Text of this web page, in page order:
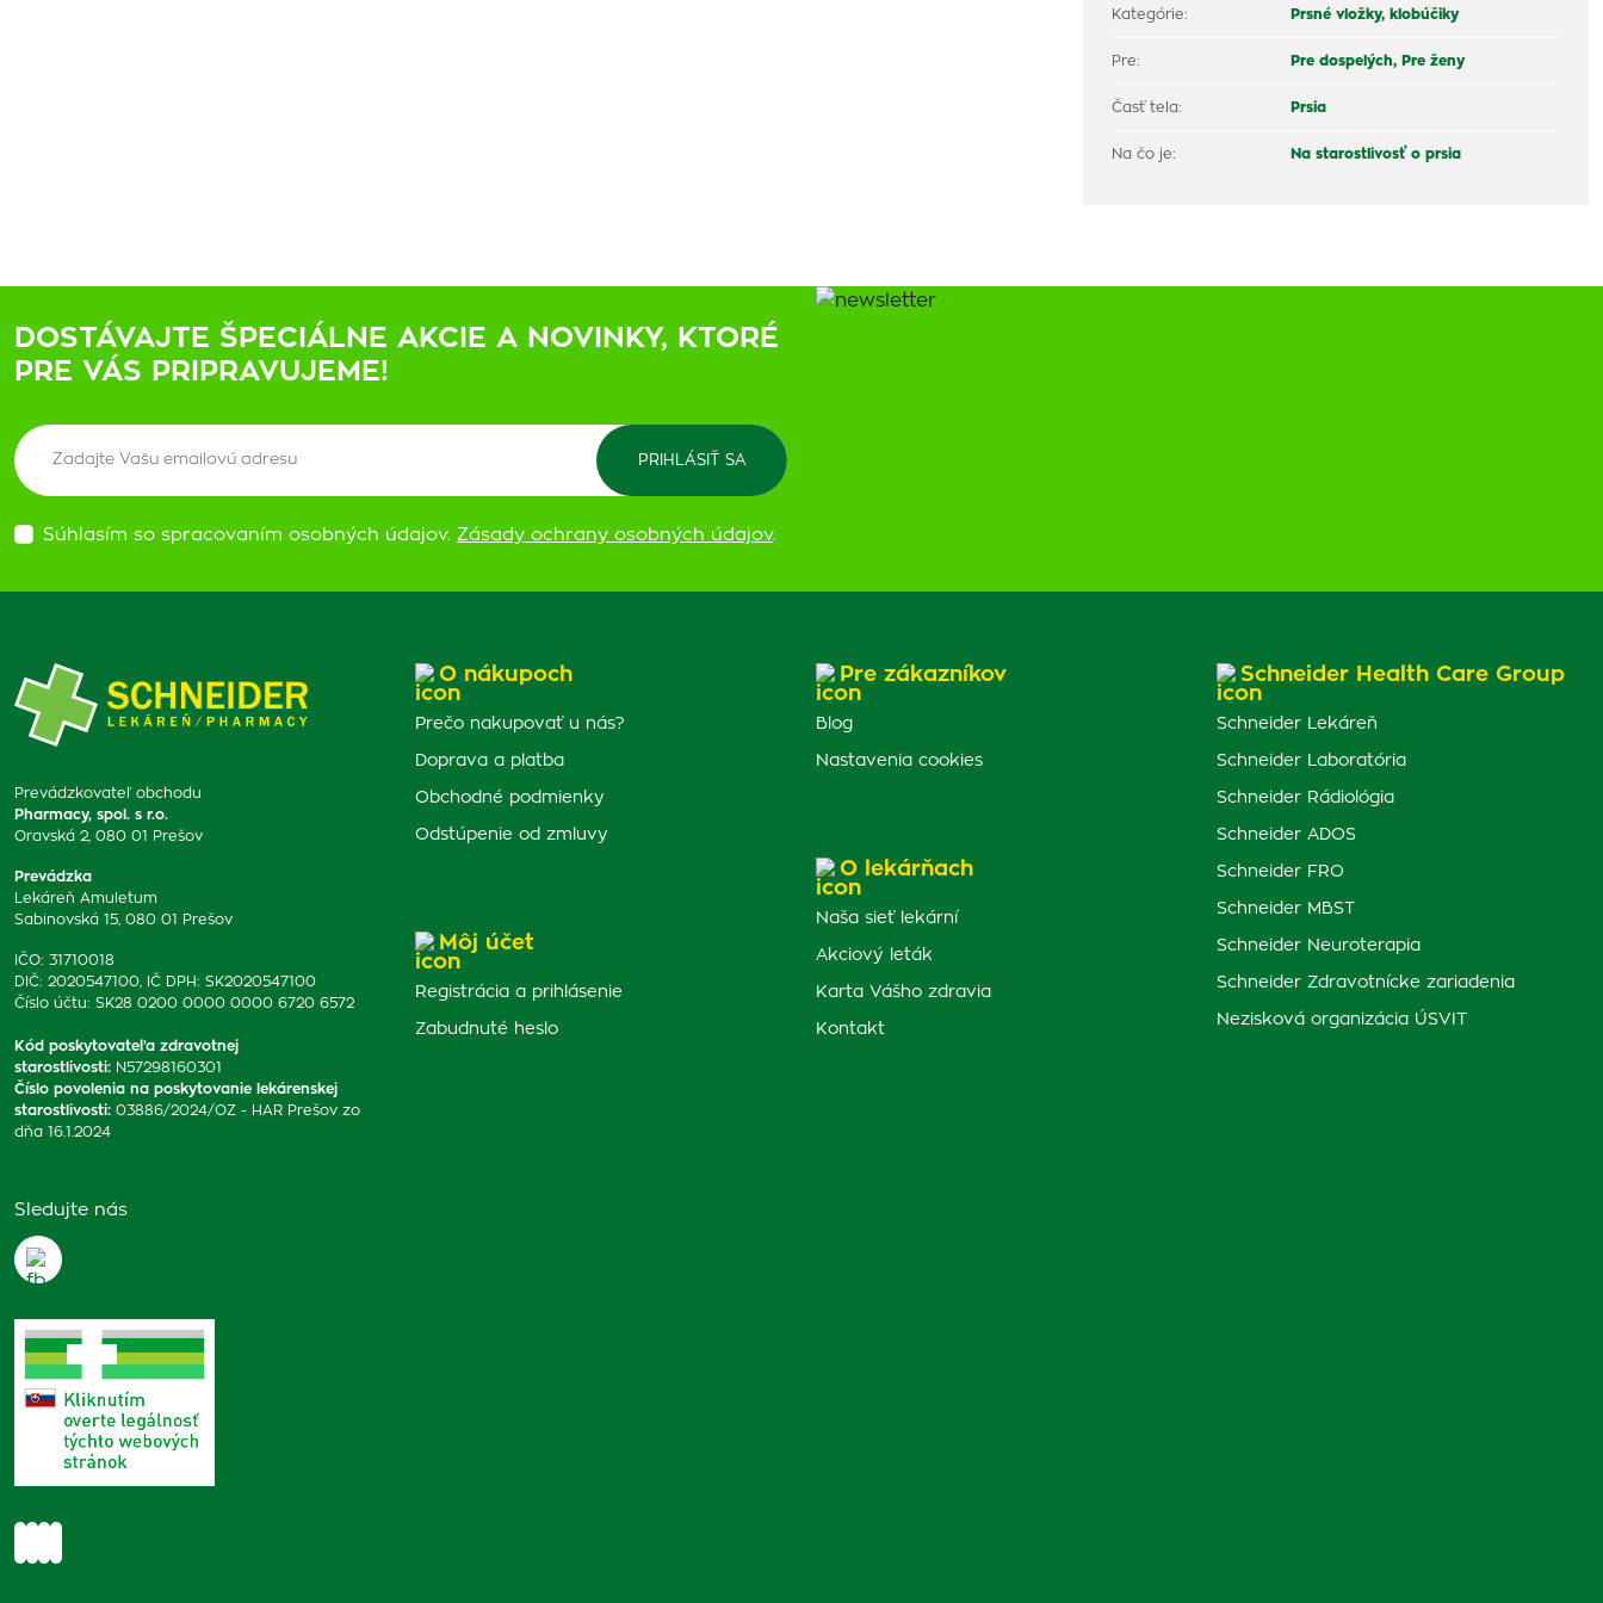
Kategórie: Prsné vložky, klobúčiky
Pre: Pre dospelých, Pre ženy
Časť tela: Prsia
Na čo je: Na starostlivosť o prsia
DOSTÁVAJTE ŠPECIÁLNE AKCIE A NOVINKY, KTORÉ
PRE VÁS PRIPRAVUJEME!
Súhlasím so spracovaním osobných údajov. Zásady ochrany osobných údajov.
Prevádzkovateľ obchodu
Pharmacy, spol. s r.o.
Oravská 2, 080 01 Prešov
Prevádzka
Lekáreň Amuletum
Sabinovská 15, 080 01 Prešov
IČO: 31710018
DIČ: 2020547100, IČ DPH: SK2020547100
Číslo účtu: SK28 0200 0000 0000 6720 6572
Kód poskytovateľa zdravotnej
starostlivosti: N57298160301
Číslo povolenia na poskytovanie lekárenskej
starostlivosti: 03886/2024/OZ - HAR Prešov zo
dňa 16.1.2024
Sledujte nás
O nákupoch
Prečo nakupovať u nás?
Doprava a platba
Obchodné podmienky
Odstúpenie od zmluvy
Môj účet
Registrácia a prihlásenie
Zabudnuté heslo
Pre zákazníkov
Blog
Nastavenia cookies
O lekárňach
Naša sieť lekární
Akciový leták
Karta Vášho zdravia
Kontakt
Schneider Health Care Group
Schneider Lekáreň
Schneider Laboratória
Schneider Rádiológia
Schneider ADOS
Schneider FRO
Schneider MBST
Schneider Neuroterapia
Schneider Zdravotnícke zariadenia
Nezisková organizácia ÚSVIT